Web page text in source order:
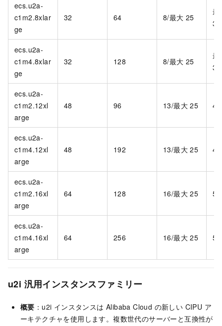
ecs.u2a-
c1m2.8xlar
ge
32 64 8/最大 25
最
ecs.u2a-
c1m4.8xlar
ge
32 128 8/最大 25
最
ecs.u2a-
c1m2.12xl
arge
48 96 13/最大 25
ecs.u2a-
c1m4.12xl
arge
48 192 13/最大 25
ecs.u2a-
c1m2.16xl
arge
64 128 16/最大 25
ecs.u2a-
c1m4.16xl
arge
64 256 16/最大 25
u2i 汎用インスタンスファミリー
概要 ：u2i インスタンスは Alibaba Cloud の新しい CIPU ア
ーキテクチャを使用します。複数世代のサーバーと互換性が